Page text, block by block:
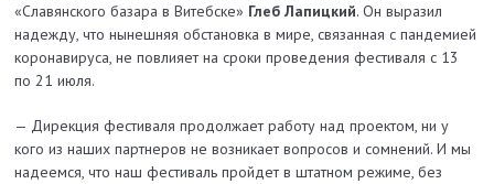
«Славянского базара в Витебске» Глеб Лапицкий. Он выразил
надежду, что нынешняя обстановка в мире, связанная с пандемией
коронавируса, не повлияет на сроки проведения фестиваля с 13
по 21 июля.
— Дирекция фестиваля продолжает работу над проектом, ни у
кого из наших партнеров не возникает вопросов и сомнений. И мы
надеемся, что наш фестиваль пройдет в штатном режиме, без